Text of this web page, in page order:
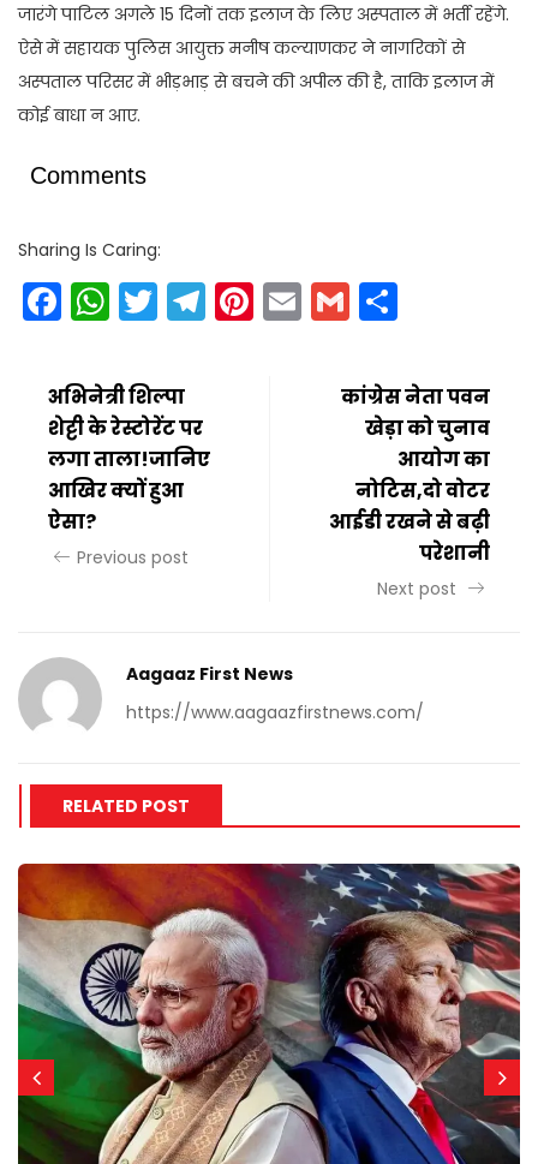
जारंगे पाटिल अगले 15 दिनों तक इलाज के लिए अस्पताल में भर्ती रहेंगे.
ऐसे में सहायक पुलिस आयुक्त मनीष कल्याणकर ने नागरिकों से
अस्पताल परिसर में भीड़भाड़ से बचने की अपील की है, ताकि इलाज में
कोई बाधा न आए.
Comments
Sharing Is Caring:
Facebook
WhatsApp
Twitter
Telegram
Pinterest
EmailGmail
अभिनेत्री शिल्पा
शेट्टी के रेस्टोरेंट पर
लगा ताला!जानिए
आखिर क्यों हुआ
ऐसा?
Previous post
कांग्रेस नेता पवन
खेड़ा को चुनाव
आयोग का
नोटिस,दो वोटर
आईडी रखने से बढ़ी
परेशानी
Next post
Aagaaz First News
https://www.aagaazfirstnews.com/
RELATED POST